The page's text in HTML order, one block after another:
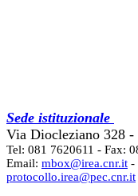
Sede istituzionale
Via Diocleziano 328 -
Tel: 081 7620611 - Fax:
Email: mbox@irea.cnr.it -
protocollo.irea@pec.cnr.it